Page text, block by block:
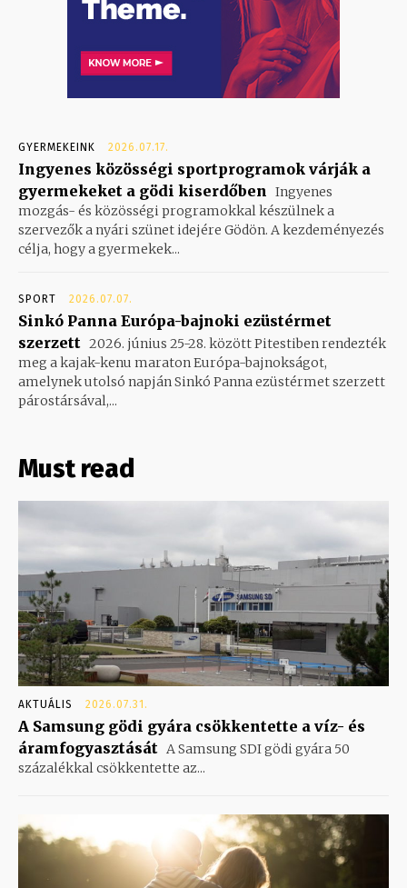
GYERMEKEINK 2026.07.17.
Ingyenes közösségi sportprogramok várják a
gyermekeket a gödi kiserdőben Ingyenes
mozgás- és közösségi programokkal készülnek a
szervezők a nyári szünet idejére Gödön. A kezdeményezés
célja, hogy a gyermekek...
SPORT 2026.07.07.
Sinkó Panna Európa-bajnoki ezüstérmet
szerzett 2026. június 25-28. között Pitestiben rendezték
meg a kajak-kenu maraton Európa-bajnokságot,
amelynek utolsó napján Sinkó Panna ezüstérmet szerzett
párostársával,...
Must read
AKTUÁLIS 2026.07.31.
A Samsung gödi gyára csökkentette a víz- és
áramfogyasztását A Samsung SDI gödi gyára 50
százalékkal csökkentette az...